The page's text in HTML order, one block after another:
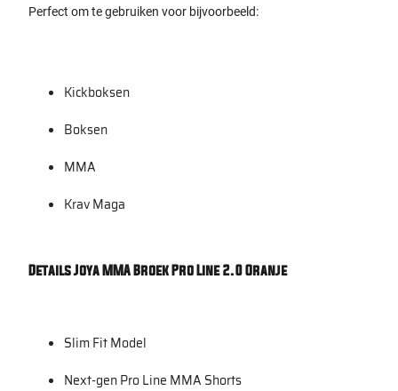
Perfect om te gebruiken voor bijvoorbeeld:
Kickboksen
Boksen
MMA
Krav Maga
Details Joya MMA Broek Pro Line 2.0 Oranje
Slim Fit Model
Next-gen Pro Line MMA Shorts